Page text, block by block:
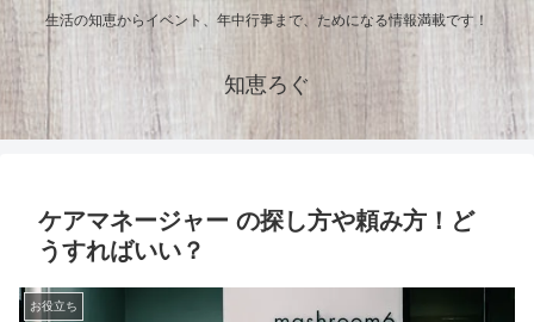
生活の知恵からイベント、年中行事まで、ためになる情報満載です！
知恵ろぐ
ケアマネージャー の探し方や頼み方！ど
うすればいい？
お役立ち